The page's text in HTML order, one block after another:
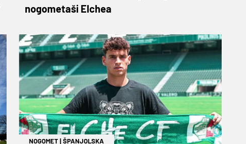
nogometaši Elchea
NOGOMET|ŠPANJOLSKA